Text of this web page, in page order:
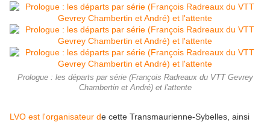
Prologue : les départs par série (François Radreaux du VTT Gevrey
Chambertin et André) et l'attente
LVO est l'organisateur de cette Transmaurienne-Sybelles, ainsi